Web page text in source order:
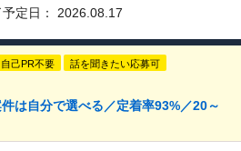
定日： 2026.08.17
自己PR不要 話を聞きたい応募可
は自分で選べる／定着率93%／20～